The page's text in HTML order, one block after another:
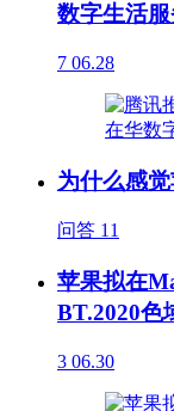
数字生活
7 06.28
为什么感
问答 11
苹果拟在
BT.2020色
3 06.30